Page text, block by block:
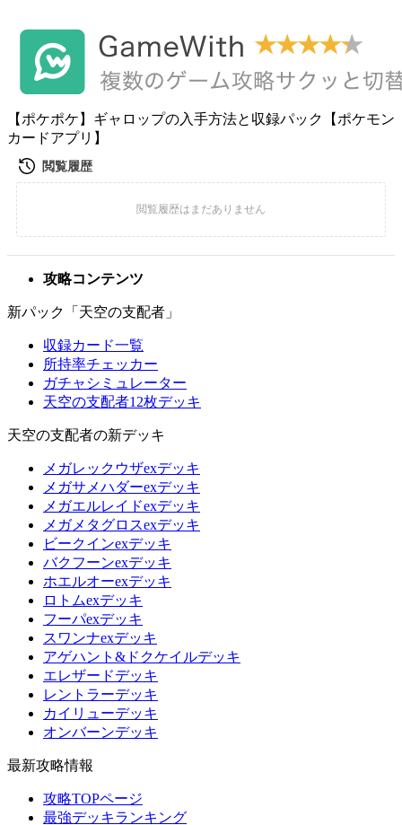
【ポケポケ】ギャロップの入手方法と収録パック【ポケモン
カードアプリ】
攻略コンテンツ
新パック「天空の支配者」
収録カード一覧
所持率チェッカー
ガチャシミュレーター
天空の支配者12枚デッキ
天空の支配者の新デッキ
メガレックウザexデッキ
メガサメハダーexデッキ
メガエルレイドexデッキ
メガメタグロスexデッキ
ビークインexデッキ
バクフーンexデッキ
ホエルオーexデッキ
ロトムexデッキ
フーパexデッキ
スワンナexデッキ
アゲハント&ドクケイルデッキ
エレザードデッキ
レントラーデッキ
カイリューデッキ
オンバーンデッキ
最新攻略情報
攻略TOPページ
最強デッキランキング